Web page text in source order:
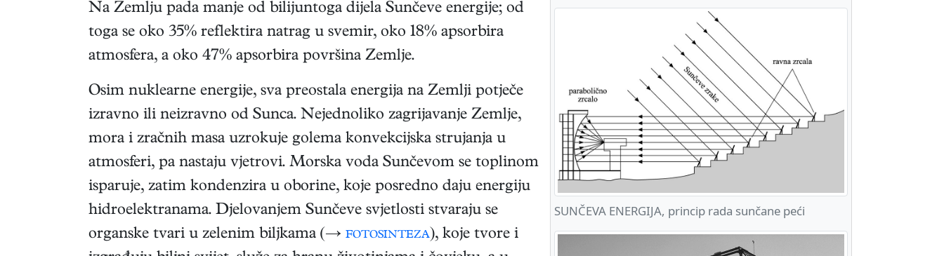
SUNČEVA ENERGIJA, princip rada sunčane peći
Na Zemlju pada manje od bilijuntoga dijela Sunčeve energije; od
toga se oko 35% reflektira natrag u svemir, oko 18% apsorbira
atmosfera, a oko 47% apsorbira površina Zemlje.
Osim nuklearne energije, sva preostala energija na Zemlji potječe
izravno ili neizravno od Sunca. Nejednoliko zagrijavanje Zemlje,
mora i zračnih masa uzrokuje golema konvekcijska strujanja u
atmosferi, pa nastaju vjetrovi. Morska voda Sunčevom se toplinom
isparuje, zatim kondenzira u oborine, koje posredno daju energiju
hidroelektranama. Djelovanjem Sunčeve svjetlosti stvaraju se
organske tvari u zelenim biljkama (→ fotosinteza), koje tvore i